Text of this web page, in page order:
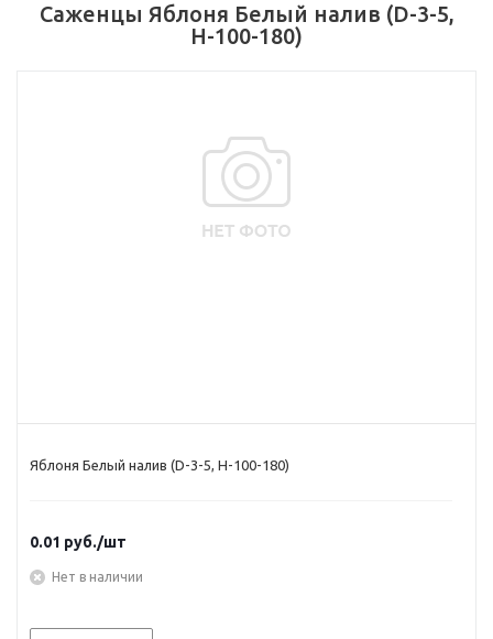
Саженцы Яблоня Белый налив (D-3-5,
Н-100-180)
Яблоня Белый налив (D-3-5, Н-100-180)
0.01 руб./шт
Нет в наличии